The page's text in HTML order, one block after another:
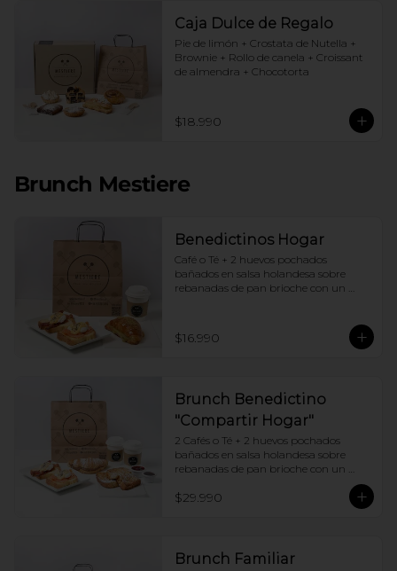
Caja Dulce de Regalo
Pie de limón + Crostata de Nutella +
Brownie + Rollo de canela + Croissant
de almendra + Chocotorta
$18.990
Brunch Mestiere
Benedictinos Hogar
Café o Té + 2 huevos pochados
bañados en salsa holandesa sobre
rebanadas de pan brioche con un
$16.990
Brunch Benedictino
"Compartir Hogar"
2 Cafés o Té + 2 huevos pochados
bañados en salsa holandesa sobre
rebanadas de pan brioche con un
ingrediente de tu elección + Tostadas
francesas + Croissant de tu elección
$29.990
Brunch Familiar